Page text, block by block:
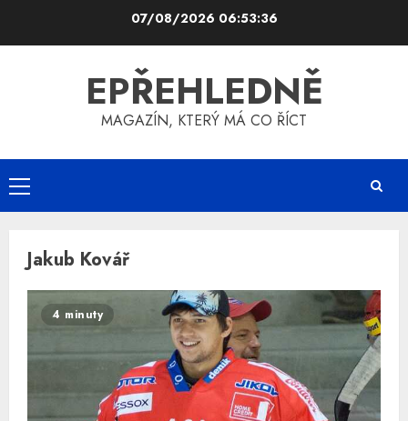
07/08/2026 06:53:36
EPŘEHLEDNĚ
MAGAZÍN, KTERÝ MÁ CO ŘÍCT
Primary
Menu
Jakub Kovář
4 minuty